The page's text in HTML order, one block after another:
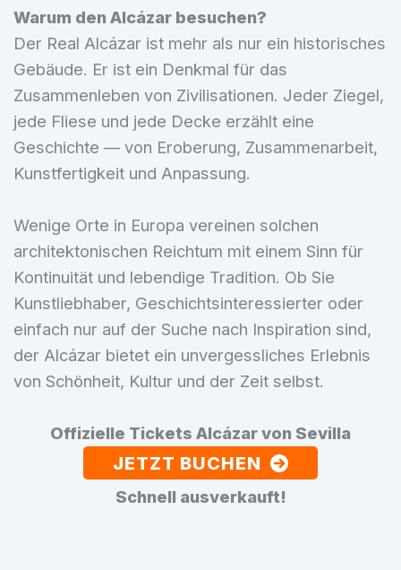
Warum den Alcázar besuchen?
Der Real Alcázar ist mehr als nur ein historisches
Gebäude. Er ist ein Denkmal für das
Zusammenleben von Zivilisationen. Jeder Ziegel,
jede Fliese und jede Decke erzählt eine
Geschichte — von Eroberung, Zusammenarbeit,
Kunstfertigkeit und Anpassung.
Wenige Orte in Europa vereinen solchen
architektonischen Reichtum mit einem Sinn für
Kontinuität und lebendige Tradition. Ob Sie
Kunstliebhaber, Geschichtsinteressierter oder
einfach nur auf der Suche nach Inspiration sind,
der Alcázar bietet ein unvergessliches Erlebnis
von Schönheit, Kultur und der Zeit selbst.
Offizielle Tickets Alcázar von Sevilla
JETZT BUCHEN
Schnell ausverkauft!